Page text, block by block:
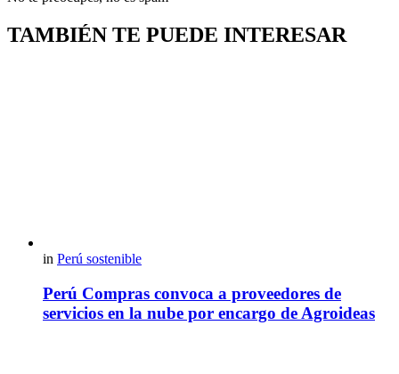
TAMBIÉN TE PUEDE INTERESAR
in Perú sostenible
Perú Compras convoca a proveedores de
servicios en la nube por encargo de Agroideas